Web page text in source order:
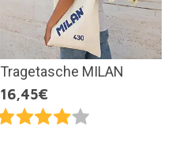
Tragetasche MILAN
16,45€